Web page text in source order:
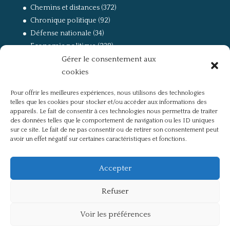
Gérer le consentement aux
cookies
Pour offrir les meilleures expériences, nous utilisons des technologies
telles que les cookies pour stocker et/ou accéder aux informations des
appareils. Le fait de consentir à ces technologies nous permettra de traiter
des données telles que le comportement de navigation ou les ID uniques
sur ce site. Le fait de ne pas consentir ou de retirer son consentement peut
avoir un effet négatif sur certaines caractéristiques et fonctions.
Accepter
Refuser
Voir les préférences
Chemins et distances(372)
Chronique politique (92)
Défense nationale (34)
Economie politique(238)
(168)
La guerre, la Résistance et la Déportation
Non classé(42)
Partis politiques, intelligentsia, médias(750)
Présentation(4)
Références(57)